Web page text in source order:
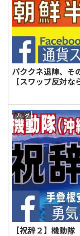
パククネ退陣、そ
【スワップ反対な
ブログ
【祝辞２】機動